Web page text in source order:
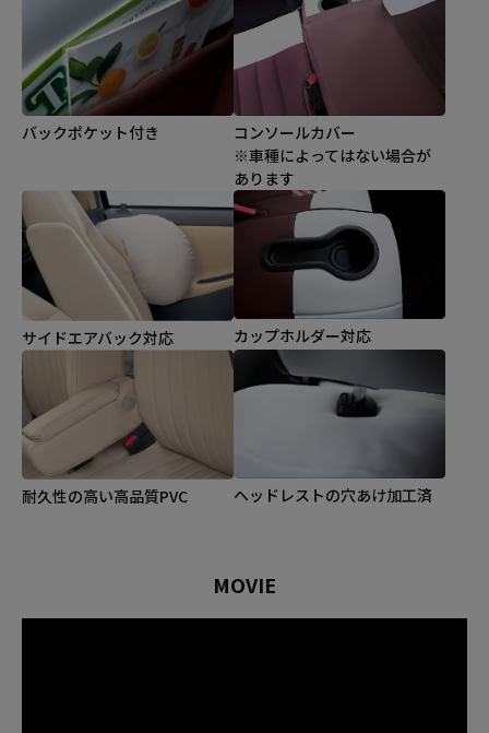
バックポケット付き
コンソールカバー
※車種によってはない場合が
あります
サイドエアバック対応 カップホルダー対応
耐久性の高い高品質PVC ヘッドレストの穴あけ加工済
MOVIE